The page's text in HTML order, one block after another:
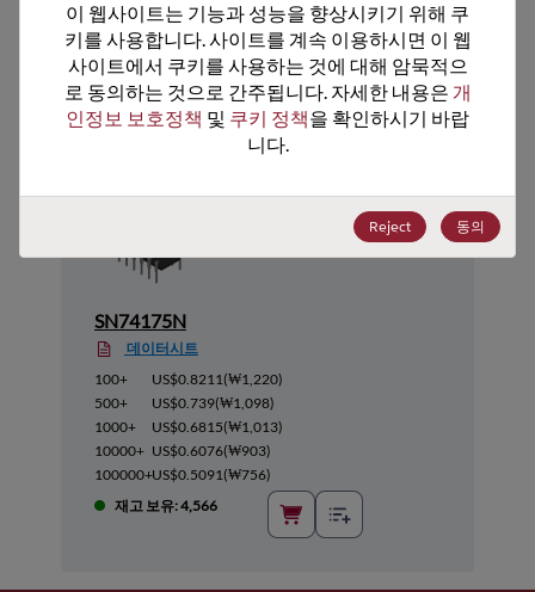
추천 대체 제품
SN74175N
데이터시트
100+
US$0.8211(₩1,220)
500+
US$0.739(₩1,098)
1000+
US$0.6815(₩1,013)
10000+ US$0.6076(₩903)
100000+US$0.5091(₩756)
재고 보유: 4,566
이 웹사이트는 기능과 성능을 향상시키기 위해 쿠
키를 사용합니다. 사이트를 계속 이용하시면 이 웹
사이트에서 쿠키를 사용하는 것에 대해 암묵적으
로 동의하는 것으로 간주됩니다. 자세한 내용은 개
인정보 보호정책 및 쿠키 정책을 확인하시기 바랍
니다.
Reject 동의